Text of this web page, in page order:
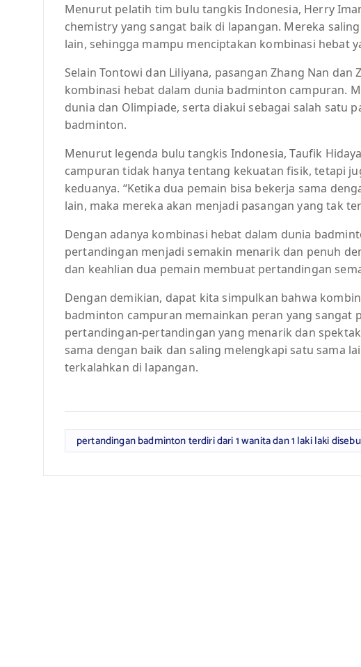
Menurut pelatih tim bulu tangkis Indonesia, Herry
chemistry yang sangat baik di lapangan. Mereka
lain, sehingga mampu menciptakan kombinasi hebat
Selain Tontowi dan Liliyana, pasangan Zhang Nan
kombinasi hebat dalam dunia badminton campuran.
dunia dan Olimpiade, serta diakui sebagai salah satu
badminton.
Menurut legenda bulu tangkis Indonesia, Taufik
campuran tidak hanya tentang kekuatan fisik, tetapi
keduanya. “Ketika dua pemain bisa bekerja sama
lain, maka mereka akan menjadi pasangan yang tak
Dengan adanya kombinasi hebat dalam dunia
pertandingan menjadi semakin menarik dan penuh
dan keahlian dua pemain membuat pertandingan
Dengan demikian, dapat kita simpulkan bahwa
badminton campuran memainkan peran yang sangat
pertandingan-pertandingan yang menarik dan
sama dengan baik dan saling melengkapi satu sama
terkalahkan di lapangan.
pertandingan badminton terdiri dari 1 wanita dan 1 laki laki